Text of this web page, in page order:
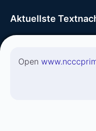
Aktuellste
Open